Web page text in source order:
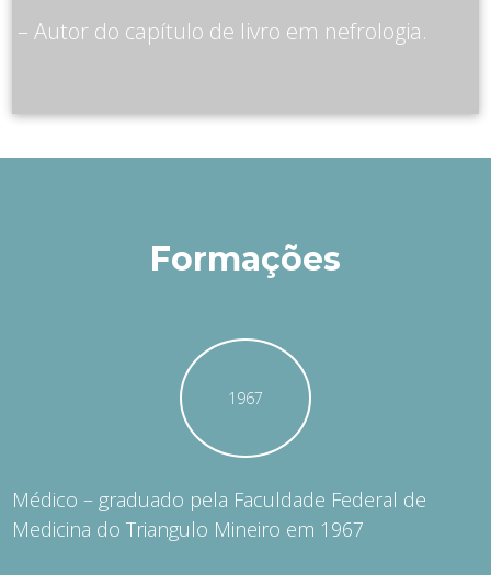
– Autor do capítulo de livro em nefrologia.
Formações
1967
Médico – graduado pela Faculdade Federal de
Medicina do Triangulo Mineiro em 1967